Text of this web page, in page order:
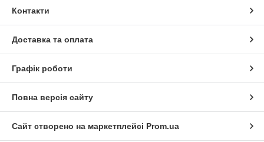
Контакти
Доставка та оплата
Графік роботи
Повна версія сайту
Сайт створено на маркетплейсі Prom.ua